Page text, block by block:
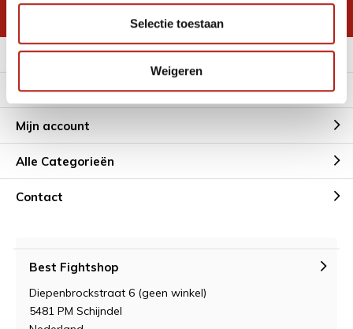
Selectie toestaan
Weigeren
* Lees hier de wettelijke beperkingen
Meer informatie
Klantenservice
Mijn account
Alle Categorieën
Contact
Best Fightshop
Diepenbrockstraat 6 (geen winkel)
5481 PM Schijndel